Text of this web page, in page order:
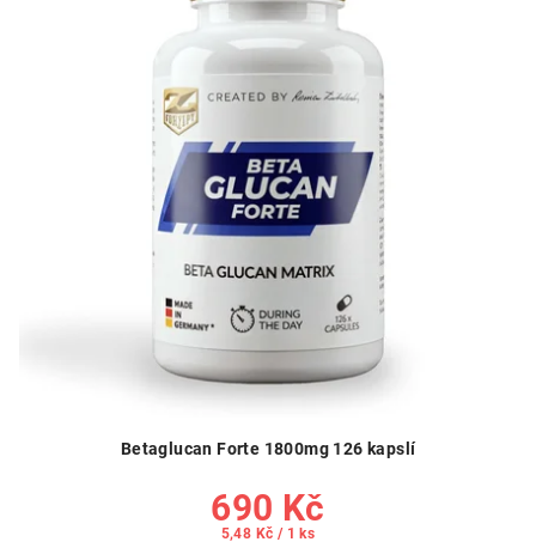
Betaglucan Forte 1800mg 126 kapslí
690 Kč
Měrná
5,48 Kč / 1 ks